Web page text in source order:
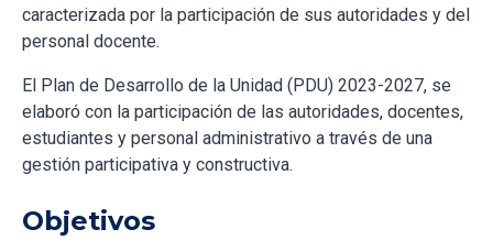
caracterizada por la participación de sus autoridades y del
personal docente.
El Plan de Desarrollo de la Unidad (PDU) 2023-2027, se
elaboró con la participación de las autoridades, docentes,
estudiantes y personal administrativo a través de una
gestión participativa y constructiva.
Objetivos